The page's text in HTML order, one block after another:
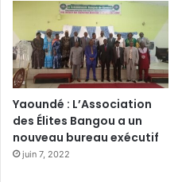
Yaoundé : L’Association
des Élites Bangou a un
nouveau bureau exécutif
juin 7, 2022